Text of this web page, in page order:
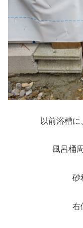
以前浴槽に
風呂桶
砂
右